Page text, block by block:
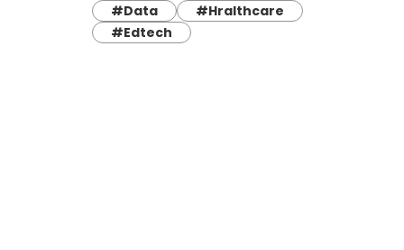
#Data
#Hralthcare
#Edtech